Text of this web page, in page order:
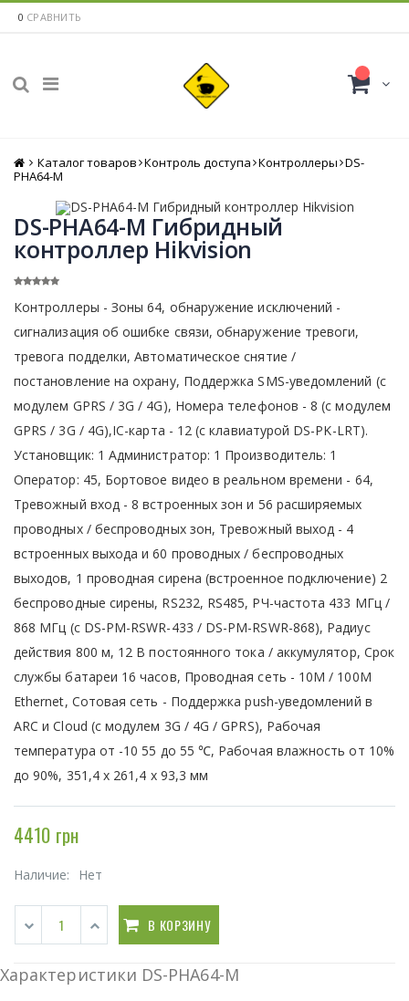
0 СРАВНИТЬ
Главная
Каталог товаров Контроль доступа Контроллеры DS-
PHA64-M
DS-PHA64-M Гибридный
контроллер Hikvision
Контроллеры - Зоны 64, обнаружение исключений -
сигнализация об ошибке связи, обнаружение тревоги,
тревога подделки, Автоматическое снятие /
постановление на охрану, Поддержка SMS-уведомлений (с
модулем GPRS / 3G / 4G), Номера телефонов - 8 (с модулем
GPRS / 3G / 4G),IC-карта - 12 (с клавиатурой DS-PK-LRT).
Установщик: 1 Администратор: 1 Производитель: 1
Оператор: 45, Бортовое видео в реальном времени - 64,
Тревожный вход - 8 встроенных зон и 56 расширяемых
проводных / беспроводных зон, Тревожный выход - 4
встроенных выхода и 60 проводных / беспроводных
выходов, 1 проводная сирена (встроенное подключение) 2
беспроводные сирены, RS232, RS485, РЧ-частота 433 МГц /
868 МГц (с DS-PM-RSWR-433 / DS-PM-RSWR-868), Радиус
действия 800 м, 12 В постоянного тока / аккумулятор, Срок
службы батареи 16 часов, Проводная сеть - 10M / 100M
Ethernet, Сотовая сеть - Поддержка push-уведомлений в
ARC и Cloud (с модулем 3G / 4G / GPRS), Рабочая
температура от -10 55 до 55 ℃, Рабочая влажность от 10%
до 90%, 351,4 x 261,4 x 93,3 мм
4410 грн
Наличие: Нет
В КОРЗИНУ
Характеристики DS-PHA64-M